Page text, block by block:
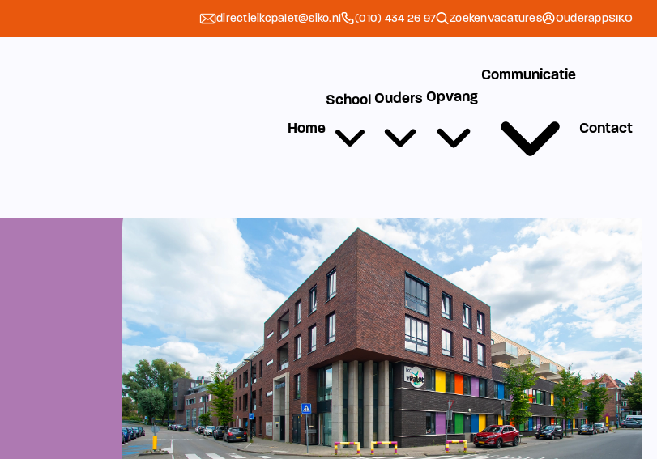
directieikcpalet@siko.nl (010) 434 26 97 ZoekenVacatures OuderappSIKO
Home
School Ouders Opvang
Communicatie
Contact